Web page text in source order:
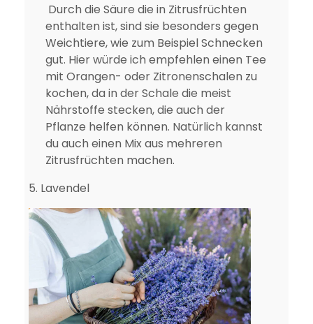
Durch die Säure die in Zitrusfrüchten
enthalten ist, sind sie besonders gegen
Weichtiere, wie zum Beispiel Schnecken
gut. Hier würde ich empfehlen einen Tee
mit Orangen- oder Zitronenschalen zu
kochen, da in der Schale die meist
Nährstoffe stecken, die auch der
Pflanze helfen können. Natürlich kannst
du auch einen Mix aus mehreren
Zitrusfrüchten machen.
5. Lavendel